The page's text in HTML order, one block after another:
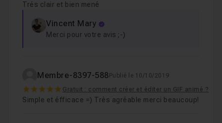
Trés clair et bien mené
Vincent Mary
Merci pour votre avis ;-)
Membre-8397-588 Publié le 10/10/2019
5 Gratuit : comment créer et éditer un GIF animé ?
Simple et éfficace =) Très agréable merci beaucoup!